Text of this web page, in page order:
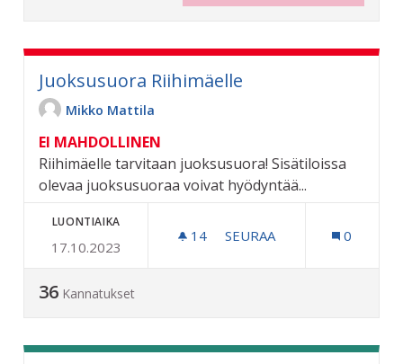
Juoksusuora Riihimäelle
Mikko Mattila
EI MAHDOLLINEN
Riihimäelle tarvitaan juoksusuora! Sisätiloissa
olevaa juoksusuoraa voivat hyödyntää...
LUONTIAIKA
17.10.2023
14 14 SEURAAJAA
SEURAA 0
36 Kannatukset